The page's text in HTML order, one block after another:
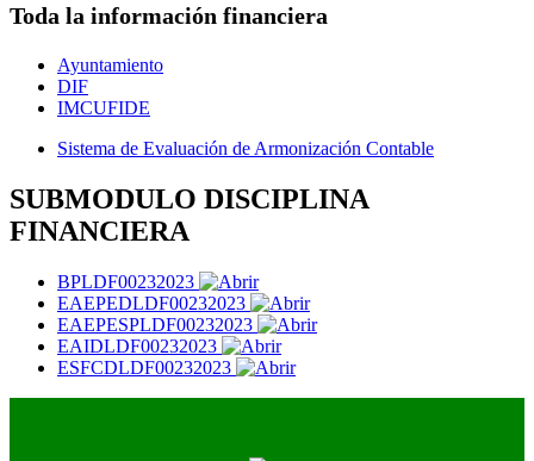
Toda la información financiera
Ayuntamiento
DIF
IMCUFIDE
Sistema de Evaluación de Armonización Contable
SUBMODULO DISCIPLINA
FINANCIERA
BPLDF00232023
EAEPEDLDF00232023
EAEPESPLDF00232023
EAIDLDF00232023
ESFCDLDF00232023